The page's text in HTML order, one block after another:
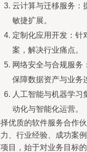
云计算与迁移服务：
敏捷扩展。
定制化应用开发：针
案，解决行业痛点。
网络安全与合规服务
保障数据资产与业务
人工智能与机器学
动化与智能化运营。
优质的软件服务合作
、行业经验、成功案
目，始于对业务目标